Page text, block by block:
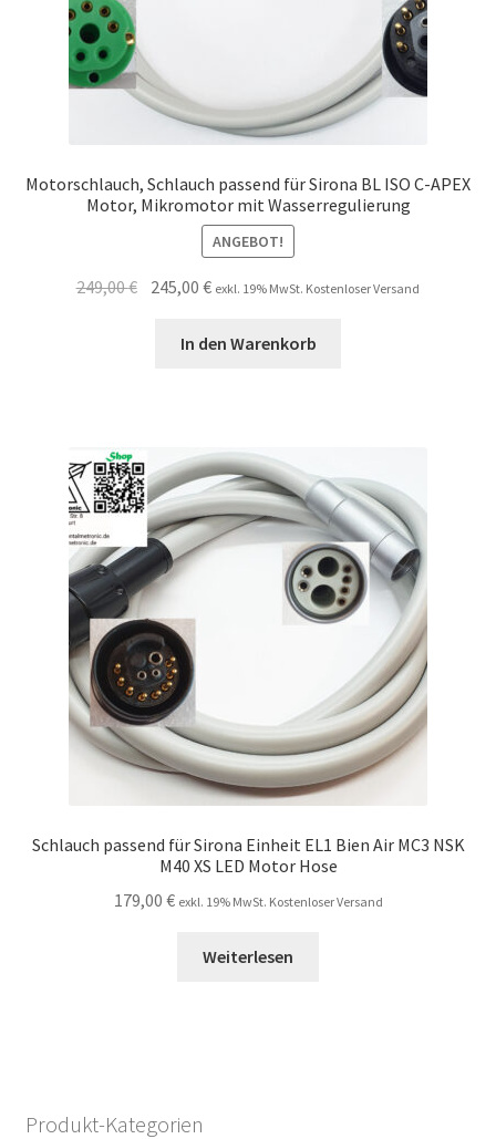
Motorschlauch, Schlauch passend für Sirona BL ISO C-APEX
Motor, Mikromotor mit Wasserregulierung
ANGEBOT!
249,00€ Ursprünglicher
245,00€Aktueller
ist:
exkl. 19% MwSt. Kostenloser Versand
In den Warenkorb
Schlauch passend für Sirona Einheit EL1 Bien Air MC3 NSK
M40 XS LED Motor Hose
179,00 € exkl. 19% MwSt. Kostenloser Versand
Weiterlesen
Produkt-Kategorien